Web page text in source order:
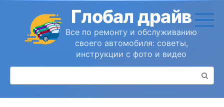
контенту
Глобал драйв
Все по ремонту и обслуживанию
своего автомобиля: советы,
инструкции с фото и видео
Поиск: